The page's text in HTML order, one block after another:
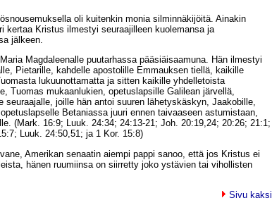
oli kuitenkin monia silminnäkijöitä. Ainakin
kertaa Kristus ilmestyi seuraajilleen kuolemansa ja
jälkeen.
Magdaleenalle puutarhassa pääsiäisaamuna. Hän ilmestyi
Pietarille, kahdelle apostolille Emmauksen tiellä, kaikille
lukuunottamatta ja sitten kaikille yhdelletoista
Tuomas mukaanlukien, opetuslapsille Galilean järvellä,
seuraajalle, joille hän antoi suuren lähetyskäskyn, Jaakobille,
Betaniassa juuri ennen taivaaseen astumistaan,
(Mark. 16:9; Luuk. 24:34; 24:13-21; Joh. 20:19,24; 20:26; 21:1;
Luuk. 24:50,51; ja1 Kor. 15:8)
Amerikan senaatin aiempi pappi sanoo, että jos Kristus ei
hänen ruumiinsa on siirretty joko ystävien tai vihollisten
Sivu kaksi